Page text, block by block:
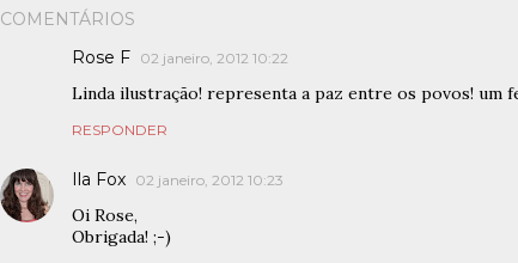
COMENTÁRIOS
Rose F 02 janeiro, 2012 10:22
Linda ilustração! representa a paz entre os povos! um
RESPONDER
Ila Fox 02 janeiro, 2012 10:23
Oi Rose,
Obrigada! ;-)